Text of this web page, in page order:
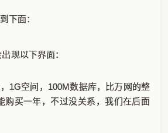
下面：
现以下界面：
1G空间，100M数据库，比万网的整
购买一年，不过没关系，我们在后面